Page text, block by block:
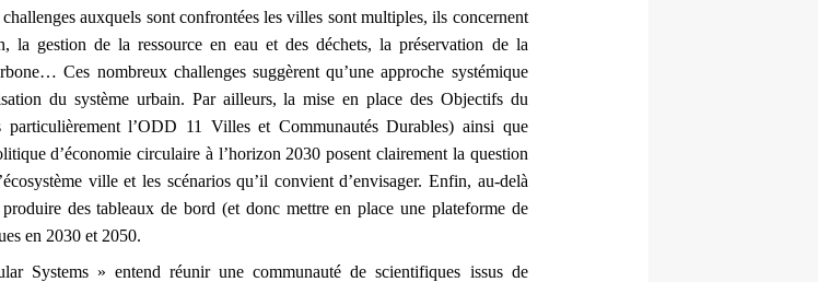
auxquels sont confrontées les villes sont multiples, ils concernent
la gestion de la ressource en eau et des déchets, la préservation de la
Ces nombreux challenges suggèrent qu’une approche systémique
du système urbain. Par ailleurs, la mise en place des Objectifs du
l’ODD 11 Villes et Communautés Durables) ainsi que
d’économie circulaire à l’horizon 2030 posent clairement la question
ville et les scénarios qu’il convient d’envisager. Enfin, au-delà
des tableaux de bord (et donc mettre en place une plateforme de
en 2030 et 2050.
Systems » entend réunir une communauté de scientifiques issus de